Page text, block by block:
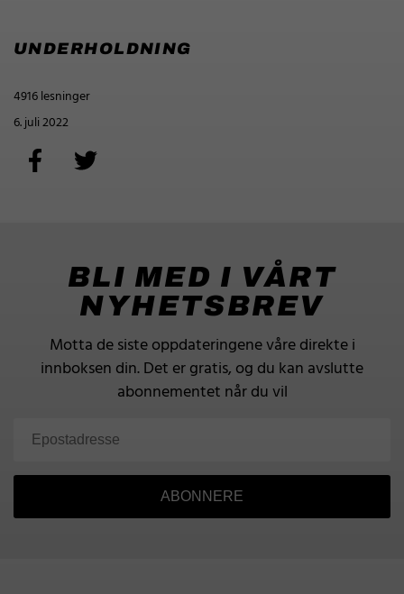
UNDERHOLDNING
4916 lesninger
6. juli 2022
BLI MED I VÅRT
NYHETSBREV
Motta de siste oppdateringene våre direkte i
innboksen din.Det er gratis, og du kan avslutte
abonnementet når du vil
ABONNERE